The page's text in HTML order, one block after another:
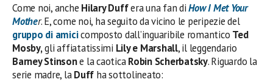
Come noi, anche Hilary Duffera una fan diHow I Met Your
Mother. E, come noi, ha seguito da vicino le peripezie del
gruppo di amicicomposto dall’inguaribile romantico Ted
Mosby,gli affiatatissimi Lily e Marshall, il leggendario
Barney Stinsone la caoticaRobin Scherbatsky. Riguardo la
serie madre, laDuff ha sottolineato: